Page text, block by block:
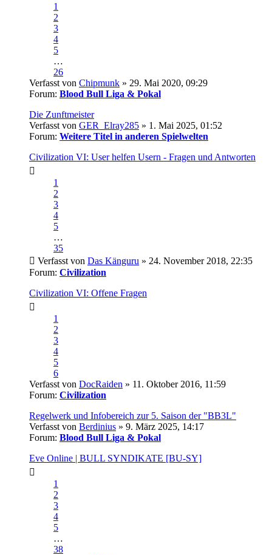
1
2
3
4
5
…
26
Verfasst von Chipmunk » 29. Mai 2020, 09:29
Forum: Blood Bull Liga & Pokal
Die Zunftmeister
Verfasst von GER_Elray285 » 1. Mai 2025, 01:52
Forum: Weitere Titel in anderen Spielwelten
Civilization VI: User helfen Usern - Fragen und Antworten
1
2
3
4
5
…
35
Verfasst von Das Känguru » 24. November 2018, 22:35
Forum: Civilization
Civilization VI: Offene Fragen
1
2
3
4
5
6
Verfasst von DocRaiden » 11. Oktober 2016, 11:59
Forum: Civilization
Regelwerk und Infobereich zur 5. Saison der "BB3L"
Verfasst von Berdinius » 9. März 2025, 14:17
Forum: Blood Bull Liga & Pokal
Eve Online | BULL SYNDIKATE [BU-SY]
1
2
3
4
5
…
38